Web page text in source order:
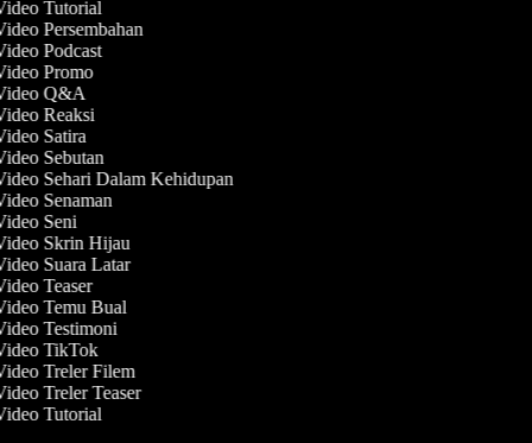
Tutorial
Persembahan
Podcast
Promo
Q&A
Reaksi
Satira
Sebutan
Sehari Dalam Kehidupan
Senaman
Seni
Skrin Hijau
Suara Latar
Teaser
Temu Bual
Testimoni
TikTok
Treler Filem
Treler Teaser
Tutorial